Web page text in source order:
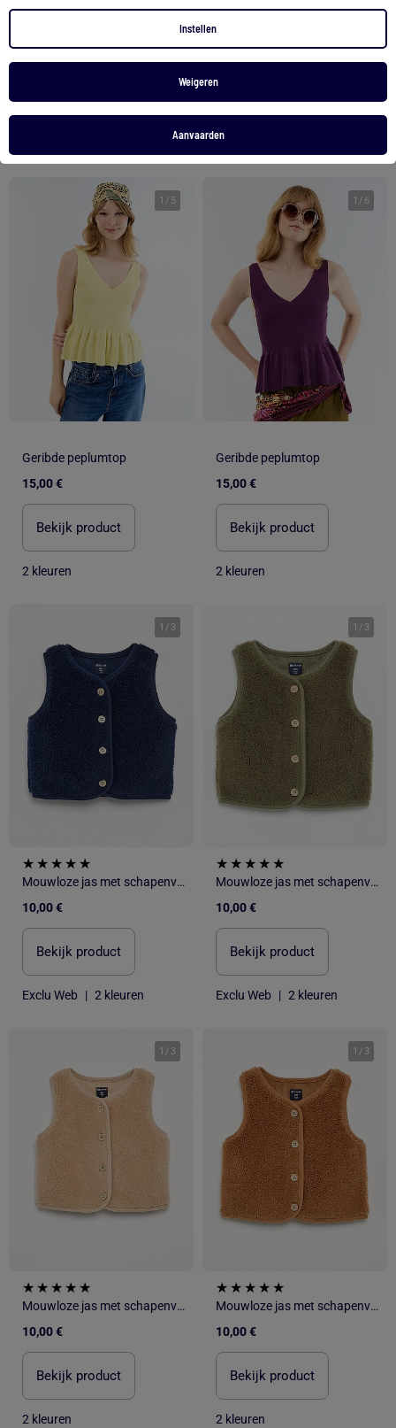
Instellen
Weigeren
Aanvaarden
Bekijk product
Mouwloos vest met V-hals
Bekijk product
1 / 5
Geribde peplumtop
15,00 €
Bekijk product
2 kleuren
1 / 6
Geribde peplumtop
15,00 €
Bekijk product
2 kleuren
1 / 3
Mouwloze jas met schapenvachteffect
10,00 €
Bekijk product
Exclu Web | 2 kleuren
1 / 3
Mouwloze jas met schapenvachteffect
10,00 €
Bekijk product
Exclu Web | 2 kleuren
1 / 3
Mouwloze jas met schapenvachteffect
10,00 €
Bekijk product
2 kleuren
1 / 3
Mouwloze jas met schapenvachteffect
10,00 €
Bekijk product
2 kleuren